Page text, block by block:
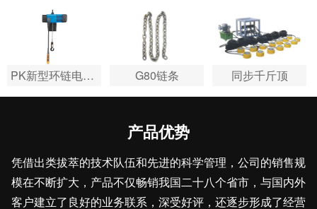
PK新型环链电动葫芦 G80链条 同步千斤顶
产品优势
凭借出类拔萃的技术队伍和先进的科学管理，公司的销售规
模在不断扩大，产品不仅畅销我国二十八个省市，与国内外
客户建立了良好的业务联系，深受好评，还逐步形成了经营